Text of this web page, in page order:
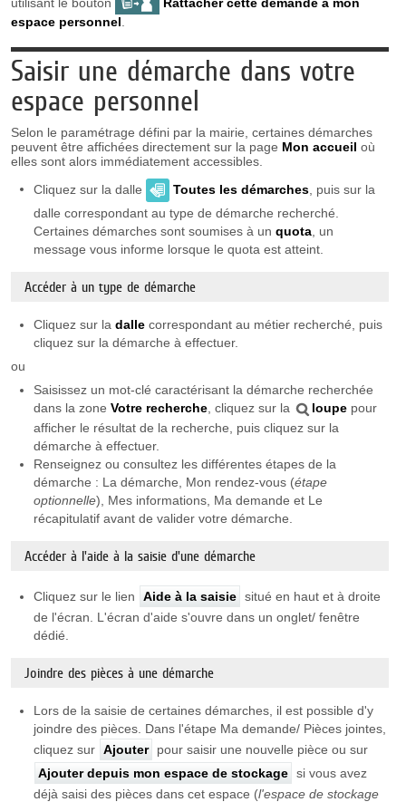
espace personnel
Saisir une démarche dans votre
espace personnel
Selon le paramétrage défini par la mairie, certaines démarches
peuvent être affichées directement sur la page Mon accueil où
elles sont alors immédiatement accessibles.
Cliquez sur la dalle
Toutes les démarches, puis sur la
dalle correspondant au type de démarche recherché.
Certaines démarches sont soumises à un quota, un
message vous informe lorsque le quota est atteint.
Accéder à un type de démarche
Cliquez sur la dallecorrespondant au métier recherché, puis
cliquez sur la démarche à effectuer.
ou
Saisissez un mot-clé caractérisant la démarche recherchée
dans la zone Votre recherche, cliquez sur la loupepour
afficher le résultat de la recherche, puis cliquez sur la
démarche à effectuer.
Renseignez ou consultez les différentes étapes de la
démarche : La démarche, Mon rendez-vous (étape
optionnelle), Mes informations, Ma demande et Le
récapitulatif avant de valider votre démarche.
Accéder à l'aide à la saisie d'une démarche
Cliquez sur le lien Aide à la saisie situé en haut et à droite
de l'écran. L'écran d'aide s'ouvre dans un onglet/ fenêtre
dédié.
Joindre des pièces à une démarche
Lors de la saisie de certaines démarches, il est possible d'y
joindre des pièces. Dans l'étape Ma demande/ Pièces jointes,
cliquez sur Ajouter
pour saisir une nouvelle pièce ou sur
Ajouter depuis mon espace de stockage si vous avez
déjà saisi des pièces dans cet espace (l'espace de stockage